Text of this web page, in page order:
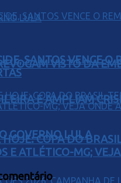
VISTO DA
E AMPLIAM
GOVERNO LULA
SANTOS VENCE O
HOJE: COPA DO
E ATLÉTICO-MG;